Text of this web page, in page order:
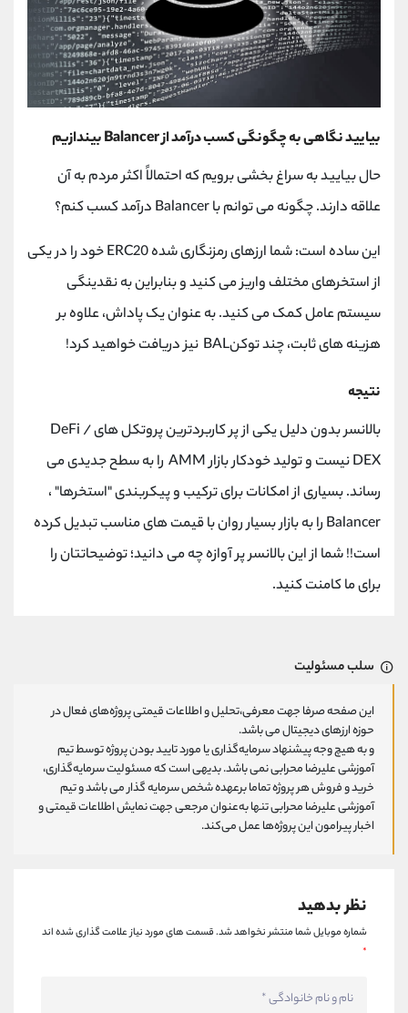
بیایید نگاهی به چگونگی کسب درآمد از Balancer بیندازیم
حال بیایید به سراغ بخشی برویم که احتمالاً اکثر مردم به آن
علاقه دارند. چگونه می توانم با Balancer درآمد کسب کنم؟
این ساده است: شما ارزهای رمزنگاری شده ERC20 خود را در یکی
از استخرهای مختلف واریز می کنید و بنابراین به نقدینگی
سیستم عامل کمک می کنید. به عنوان یک پاداش، علاوه بر
هزینه های ثابت، چند توکنBAL نیز دریافت خواهید کرد!
نتیجه
بالانسر بدون دلیل یکی از پر کاربردترین پروتکل های DeFi /
DEX نیست و تولید خودکار بازار AMM را به سطح جدیدی می
رساند. بسیاری از امکانات برای ترکیب و پیکربندی "استخرها" ،
Balancer را به بازار بسیار روان با قیمت های مناسب تبدیل کرده
است!! شما از این بالانسر پر آوازه چه می دانید؛ توضیحاتتان را
برای ما کامنت کنید.
سلب مسئولیت
این صفحه صرفا جهت معرفی،تحلیل و اطلاعات قیمتی پروژه‌های فعال در
حوزه ارزهای دیجیتال می باشد.
و به هیچ وجه پیشنهاد سرمایه‌گذاری یا مورد تایید بودن پروژه توسط تیم
آموزشی علیرضا محرابی نمی باشد. بدیهی است که مسئولیت سرمایه‌گذاری،
خرید و فروش هر پروژه تماما برعهده شخص سرمایه گذار می باشد و تیم
آموزشی علیرضا محرابی تنها به‌عنوان مرجعی جهت نمایش اطلاعات قیمتی و
اخبار پیرامون این پروژه‌‌ها عمل می‌کند.
نظر بدهید
شماره موبایل شما منتشر نخواهد شد.قسمت های مورد نیاز علامت گذاری شده اند
*